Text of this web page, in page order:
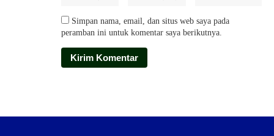
Simpan nama, email, dan situs web saya pada
peramban ini untuk komentar saya berikutnya.